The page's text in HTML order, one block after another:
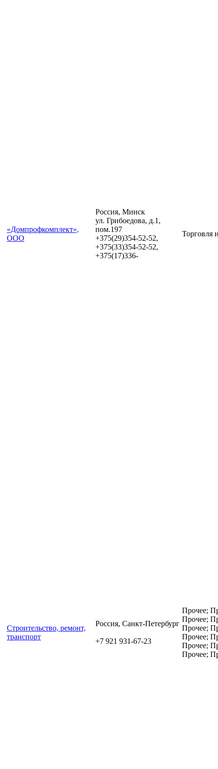
«Домпрофкомплект»,
ООО
Россия, Минск
ул. Грибоедова, д.1,
пом.197
+375(29)354-52-52,
+375(33)354-52-52,
+375(17)336-
Торговля
Cтроительство, ремонт,
транспорт
Россия, Санкт-Петербург
+7 921 931-67-23
Прочее;
Прочее;
Прочее;
Прочее;
Прочее;
Прочее;